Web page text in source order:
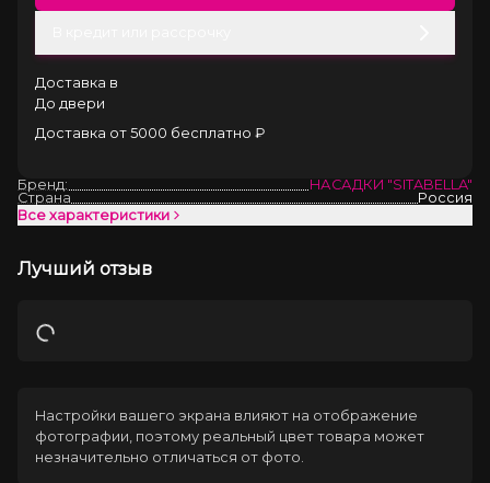
Доставка в
До двери
Доставка от 5000 бесплатно ₽
Бренд:
НАСАДКИ "SITABELLA"
Страна
Россия
Все характеристики
Лучший отзыв
Загрузка
Настройки вашего экрана влияют на отображение
фотографии, поэтому реальный цвет товара может
незначительно отличаться от фото.